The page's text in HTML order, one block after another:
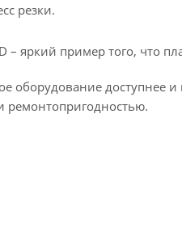
резки.
яркий пример того, что
доступнее
ремонтопригодностью.